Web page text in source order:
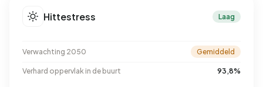
Hittestress Laag
Verwachting 2050 Gemiddeld
Verhard oppervlak in de buurt 93,8%